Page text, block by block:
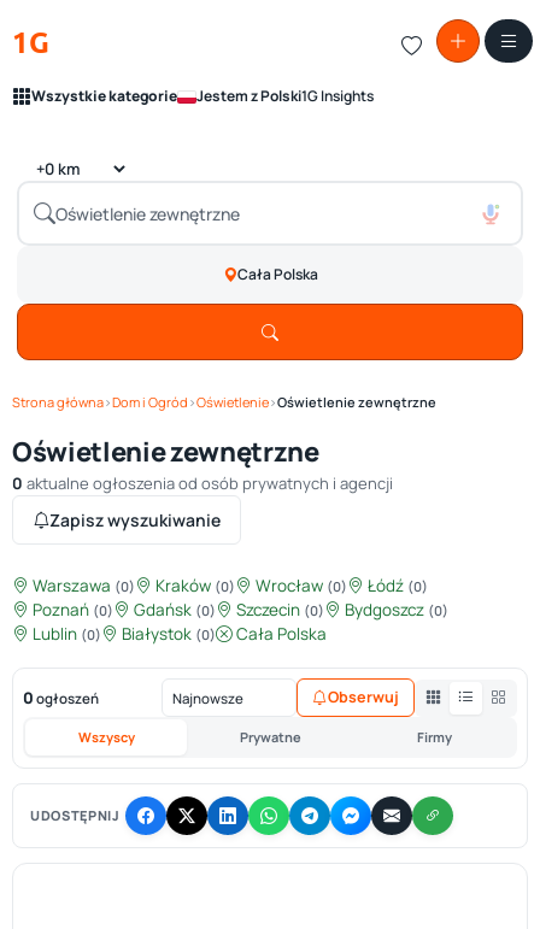
1G
Wszystkie kategorie Jestem z Polski1G Insights
Cała Polska
Strona główna›Dom i Ogród ›Oświetlenie›Oświetlenie zewnętrzne
Oświetlenie zewnętrzne
0 aktualne ogłoszenia od osób prywatnych i agencji
Zapisz wyszukiwanie
Warszawa (0) Kraków (0) Wrocław (0) Łódź (0)
Poznań (0) Gdańsk (0) Szczecin (0) Bydgoszcz (0)
Lublin (0) Białystok (0) Cała Polska
0 ogłoszeń
Wszyscy Prywatne Firmy
Obserwuj
UDOSTĘPNIJ